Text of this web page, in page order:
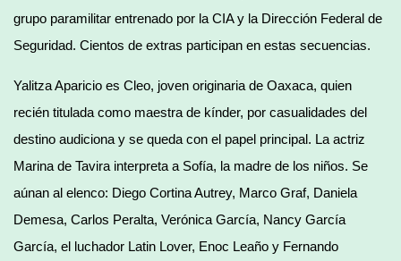
grupo paramilitar entrenado por la CIA y la Dirección Federal de
Seguridad. Cientos de extras participan en estas secuencias.
Yalitza Aparicio es Cleo, joven originaria de Oaxaca, quien
recién titulada como maestra de kínder, por casualidades del
destino audiciona y se queda con el papel principal. La actriz
Marina de Tavira interpreta a Sofía, la madre de los niños. Se
aúnan al elenco: Diego Cortina Autrey, Marco Graf, Daniela
Demesa, Carlos Peralta, Verónica García, Nancy García
García, el luchador Latin Lover, Enoc Leaño y Fernando